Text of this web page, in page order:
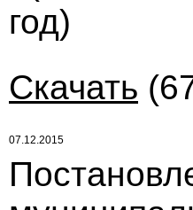
год)
Скачать
07.12.2015